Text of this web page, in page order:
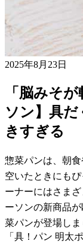
2025年8月23日
「脳みそ
ソン】具
きすぎる
惣菜パンは、朝
空いたときにも
ーナーにはさま
ーソンの新商品
菜パンが登場しま
「具！パン 明太